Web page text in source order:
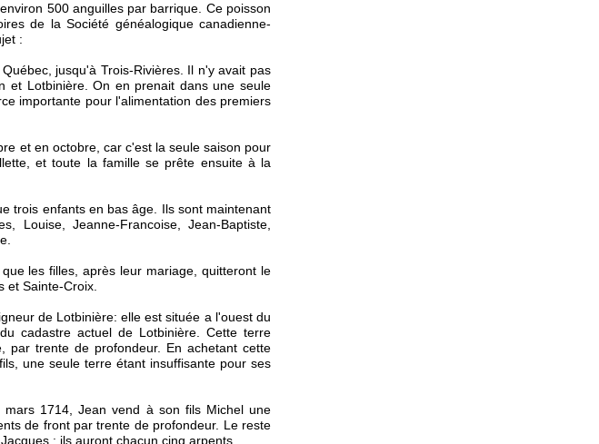
500 anguilles par barrique. Ce poisson
de la Société généalogique canadienne-
:
jusqu'à Trois-Rivières. Il n'y avait pas
et Lotbinière. On en prenait dans une seule
importante pour l'alimentation des premiers
et en octobre, car c'est la seule saison pour
et toute la famille se prête ensuite à la
trois enfants en bas âge. Ils sont maintenant
Louise, Jeanne-Francoise, Jean-Baptiste,
les filles, après leur mariage, quitteront le
et Sainte-Croix.
de Lotbinière: elle est située a l'ouest du
cadastre actuel de Lotbinière. Cette terre
par trente de profondeur. En achetant cette
une seule terre étant insuffisante pour ses
1714, Jean vend à son fils Michel une
de front par trente de profondeur. Le reste
: ils auront chacun cinq arpents.